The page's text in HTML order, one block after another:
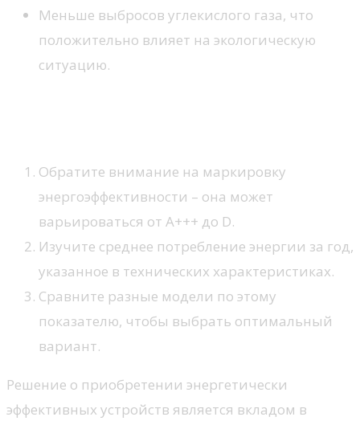
Меньше выбросов углекислого газа, что
положительно влияет на экологическую
ситуацию.
Обратите внимание на маркировку
энергоэффективности – она может
варьироваться от A+++ до D.
Изучите среднее потребление энергии за год,
указанное в технических характеристиках.
Сравните разные модели по этому
показателю, чтобы выбрать оптимальный
вариант.
Решение о приобретении энергетически
эффективных устройств является вкладом в